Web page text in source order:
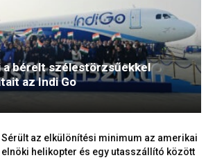
bérelt szélestörzsűekkel
az Indi Go
Sérült az elkülönítési minimum az amerikai
elnöki helikopter és egy utasszállító között